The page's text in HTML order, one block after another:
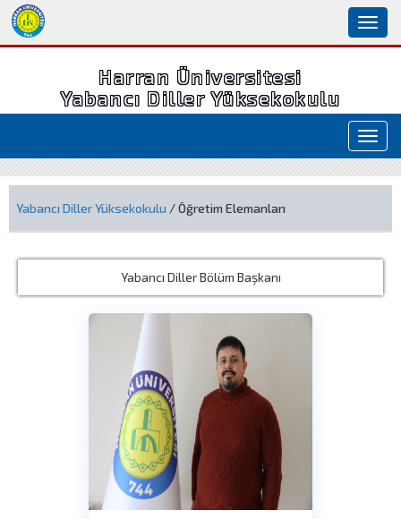
Harran Üniversitesi
Yabancı Diller Yüksekokulu
Yabancı Diller Yüksekokulu / Öğretim Elemanları